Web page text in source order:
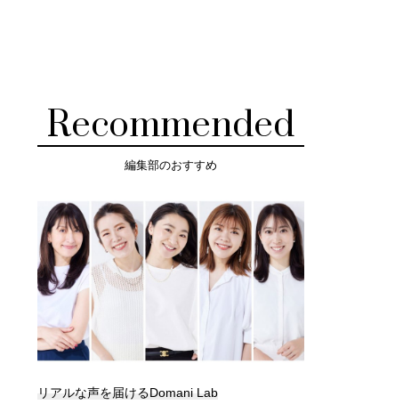
Recommended
編集部のおすすめ
リアルな声を届けるDomani Lab